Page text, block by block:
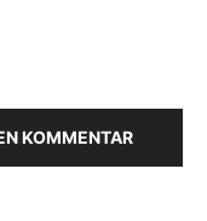
KOMMENTAR